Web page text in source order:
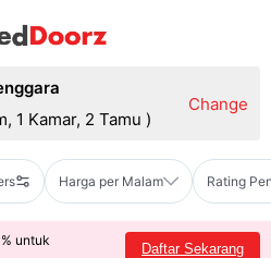
1 Kamar, 2 Tamu )
Change
Harga per Malam Rating
untuk
Daftar Sekarang